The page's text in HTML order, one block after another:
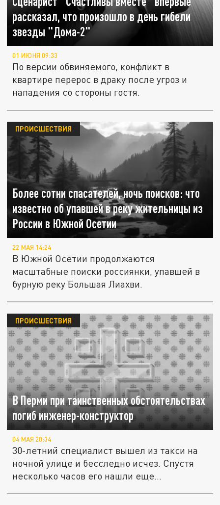
рассказал, что произошло в день гибели
звезды "Дома-2"
01 ИЮНЯ 09:33
По версии обвиняемого, конфликт в
квартире перерос в драку после угроз и
нападения со стороны гостя.
Более сотни спасателей, ночь поисков: что
известно об упавшей в реку жительницы из
России в Южной Осетии
ПРОИСШЕСТВИЯ
22 МАЯ 14:24
В Южной Осетии продолжаются
масштабные поиски россиянки, упавшей в
бурную реку Большая Лиахви.
В Перми при таинственных обстоятельствах
погиб инженер-конструктор
ПРОИСШЕСТВИЯ
04 МАЯ 20:34
30-летний специалист вышел из такси на
ночной улице и бесследно исчез. Спустя
несколько часов его нашли еще...